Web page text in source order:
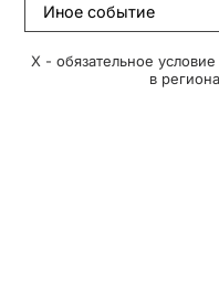
Иное событие
Х - обязательное
в